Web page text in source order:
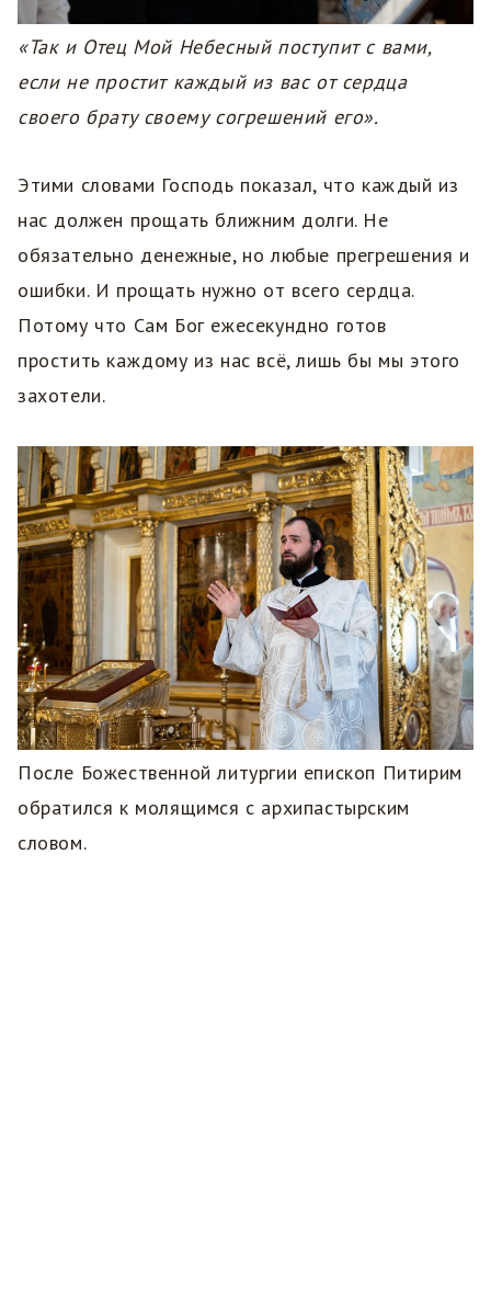
«Так и Отец Мой Небесный поступит с вами,
если не простит каждый из вас от сердца
своего брату своему согрешений его».
Этими словами Господь показал, что каждый из
нас должен прощать ближним долги. Не
обязательно денежные, но любые прегрешения и
ошибки. И прощать нужно от всего сердца.
Потому что Сам Бог ежесекундно готов
простить каждому из нас всё, лишь бы мы этого
захотели.
После Божественной литургии епископ Питирим
обратился к молящимся с архипастырским
словом.